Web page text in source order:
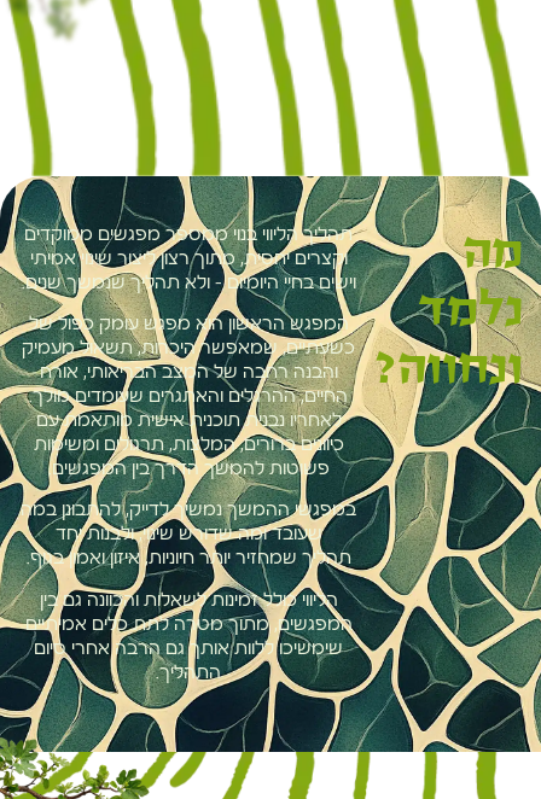
מה
נלמד
ונחווה?
תהליך הליווי בנוי ממספר מפגשים ממוקדים
וקצרים יחסית, מתוך רצון ליצור שינוי אמיתי
וישים בחיי היומיום – ולא תהליך שנמשך שנים.
המפגש הראשון הוא מפגש עומק כפול של
כשעתיים, שמאפשר היכרות, תשאול מעמיק
והבנה רחבה של המצב הבריאותי, אורח
החיים, ההרגלים והאתגרים שעומדים מולך.
לאחריו נבנית תוכנית אישית מותאמת עם
כיוונים ברורים, המלצות, תרגולים ומשימות
פשוטות להמשך הדרך בין המפגשים.
במפגשי ההמשך נמשיך לדייק, להתבונן במה
שעובד ומה שדורש שינוי, ולבנות יחד
תהליך שמחזיר יותר חיוניות, איזון ואמון בגוף.
הליווי כולל זמינות לשאלות והכוונה גם בין
המפגשים, מתוך מטרה לתת כלים אמיתיים
שימשיכו ללוות אותך גם הרבה אחרי סיום
התהליך.